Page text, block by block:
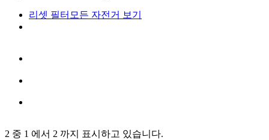
리셋 필터 모든 자전거 보기
2 중 1 에서 2 까지 표시하고 있습니다.